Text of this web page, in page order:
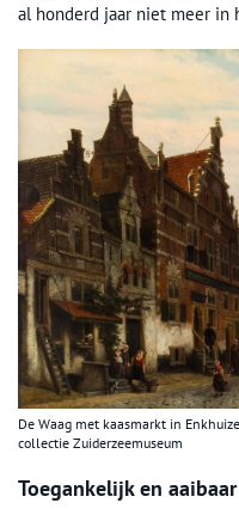
al honderd jaar niet meer in
De Waag met kaasmarkt in
collectie Zuiderzeemuseum
Toegankelijk en aaibaar